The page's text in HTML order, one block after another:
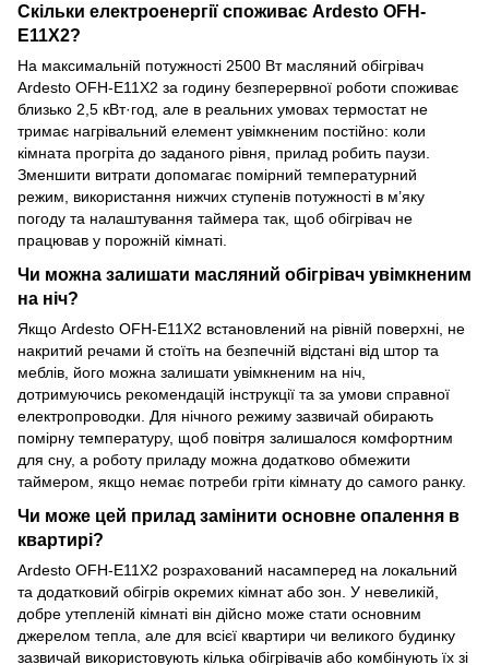
Скільки електроенергії споживає Ardesto OFH-
E11X2?
На максимальній потужності 2500 Вт масляний обігрівач
Ardesto OFH-E11X2 за годину безперервної роботи споживає
близько 2,5 кВт·год, але в реальних умовах термостат не
тримає нагрівальний елемент увімкненим постійно: коли
кімната прогріта до заданого рівня, прилад робить паузи.
Зменшити витрати допомагає помірний температурний
режим, використання нижчих ступенів потужності в м’яку
погоду та налаштування таймера так, щоб обігрівач не
працював у порожній кімнаті.
Чи можна залишати масляний обігрівач увімкненим
на ніч?
Якщо Ardesto OFH-E11X2 встановлений на рівній поверхні, не
накритий речами й стоїть на безпечній відстані від штор та
меблів, його можна залишати увімкненим на ніч,
дотримуючись рекомендацій інструкції та за умови справної
електропроводки. Для нічного режиму зазвичай обирають
помірну температуру, щоб повітря залишалося комфортним
для сну, а роботу приладу можна додатково обмежити
таймером, якщо немає потреби гріти кімнату до самого ранку.
Чи може цей прилад замінити основне опалення в
квартирі?
Ardesto OFH-E11X2 розрахований насамперед на локальний
та додатковий обігрів окремих кімнат або зон. У невеликій,
добре утепленій кімнаті він дійсно може стати основним
джерелом тепла, але для всієї квартири чи великого будинку
зазвичай використовують кілька обігрівачів або комбінують їх зі